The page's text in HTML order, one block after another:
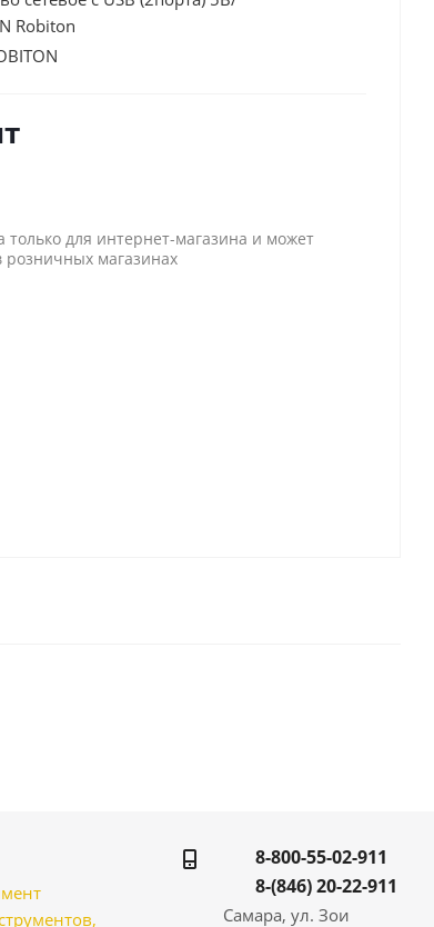
Robiton
только для интернет-магазина и может
розничных магазинах
8-800-55-02-911
8-(846) 20-22-911
Самара, ул. Зои